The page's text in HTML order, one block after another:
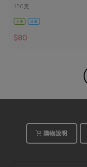
150克
全素 冷凍
$80
購物說明